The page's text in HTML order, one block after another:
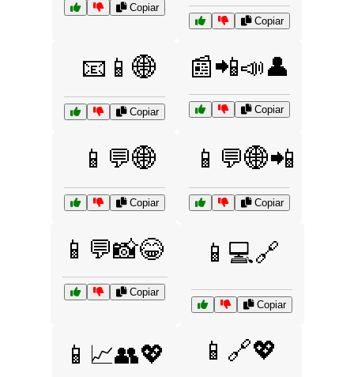
Copiar
Copiar
📧📱🌐
Copiar
📰📲📣👤
Copiar
📱💬🌐
Copiar
📱💬🌐📲
Copiar
📱💬📸😂
Copiar
📱💻🔗
Copiar
📱📈👥💖 📱🔗💖